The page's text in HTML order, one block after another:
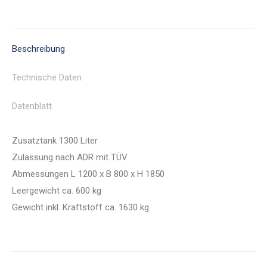
Beschreibung
Technische Daten
Datenblatt
Zusatztank 1300 Liter
Zulassung nach ADR mit TÜV
Abmessungen L 1200 x B 800 x H 1850
Leergewicht ca. 600 kg
Gewicht inkl. Kraftstoff ca. 1630 kg